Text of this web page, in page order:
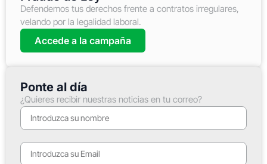
Defendemos tus derechos frente a contratos irregulares,
velando por la legalidad laboral.
Accede a la campaña
Ponte al día
¿Quieres recibir nuestras noticias en tu correo?